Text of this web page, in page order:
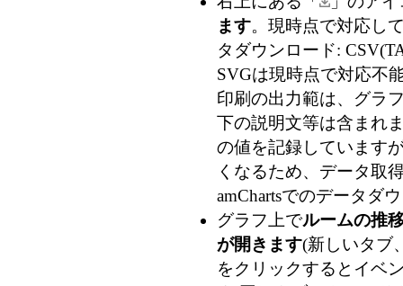
ます。現時点で対応し
タダウンロード:
SVGは現時点で対応不
印刷の出力範は、グラ
下の説明文等は含まれ
の値を記録しています
くなるため、データ取
amChartsでのデータダ
グラフ上でルームの推
が開きます(新しいタブ
をクリックするとイベ